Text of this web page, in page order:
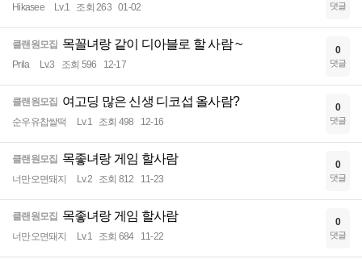
Hikasee Lv.1 조회 263 01-02 댓글
클랜원모집 목꼴녀랑 같이 디아블로 할 사람 ~
Prila Lv.3 조회 596 12-17
0
댓글
클랜원모집 여고딩 많은 신생 디코섭 올사람?
순우유찹쌀떡 Lv.1 조회 498 12-16
0
댓글
클랜원모집 목좋녀랑 게임 할사람
너만오면돼지 Lv.2 조회 812 11-23
0
댓글
클랜원모집 목좋녀랑 게임 할사람
너만오면돼지 Lv.1 조회 684 11-22
0
댓글